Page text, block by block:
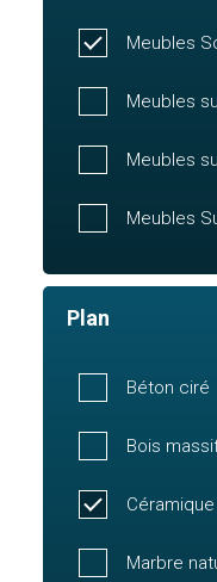
Meubles
Meubles
Meubles
Meubles
Plan
Béton ciré
Bois
Céramique
Marbre